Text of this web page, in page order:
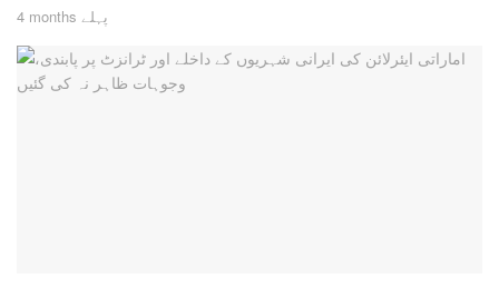
4 months پہلے